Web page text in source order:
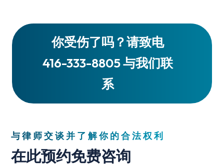
你受伤了吗？请致电
416-333-8805 与我们联
系
与律师交谈并了解你的合法权利
在此预约免费咨询